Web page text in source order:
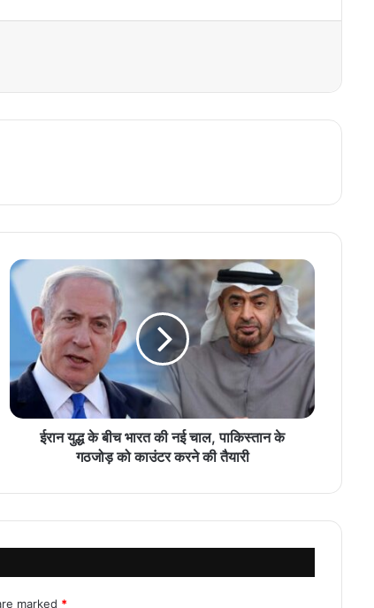
ईरान युद्ध के बीच भारत की नई चाल, पाकिस्तान के
गठजोड़ को काउंटर करने की तैयारी
marked *